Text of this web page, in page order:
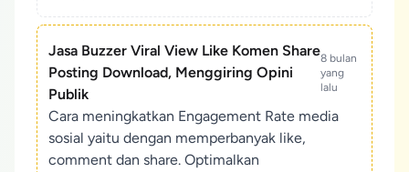
Jasa Buzzer Viral View Like Komen Share
Posting Download, Menggiring Opini
Publik
8 bulan
yang
lalu
Cara meningkatkan Engagement Rate media
sosial yaitu dengan memperbanyak like,
comment dan share. Optimalkan